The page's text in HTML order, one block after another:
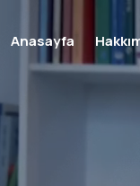
Anasayfa